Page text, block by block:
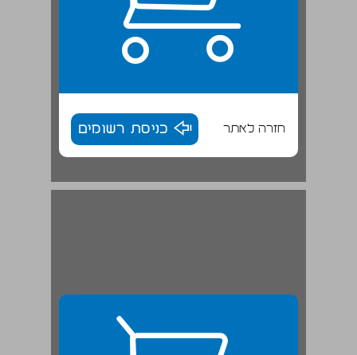
חזרה לאתר כניסת רשומים
1.2.4 החוויה התרבותית, תרבות בחיי היומיום, תרבות כביצוע ... 27